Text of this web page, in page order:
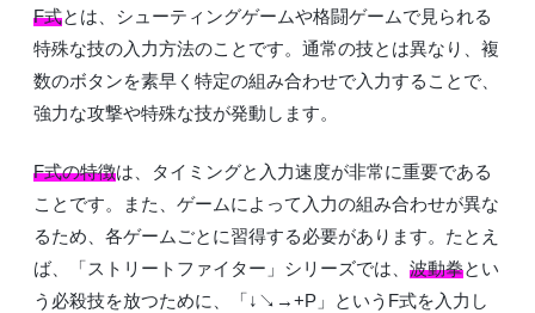
F式とは、シューティングゲームや格闘ゲームで見られる
特殊な技の入力方法のことです。通常の技とは異なり、複
数のボタンを素早く特定の組み合わせで入力することで、
強力な攻撃や特殊な技が発動します。
F式の特徴は、タイミングと入力速度が非常に重要である
ことです。また、ゲームによって入力の組み合わせが異な
るため、各ゲームごとに習得する必要があります。たとえ
ば、「ストリートファイター」シリーズでは、 波動拳とい
う必殺技を放つために、「↓↘→+P」というF式を入力し